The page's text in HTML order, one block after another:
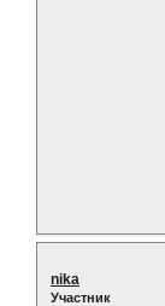
nika
Участник